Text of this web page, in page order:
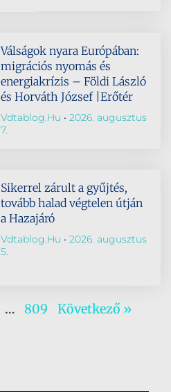
Válságok nyara Európában:
migrációs nyomás és
energiakrízis – Földi László
és Horváth József |Erőtér
Vdtablog.hu
2026. augusztus
7.
Sikerrel zárult a gyűjtés,
tovább halad végtelen útján
a Hazajáró
Vdtablog.hu
2026. augusztus
5.
… 809 Következő »